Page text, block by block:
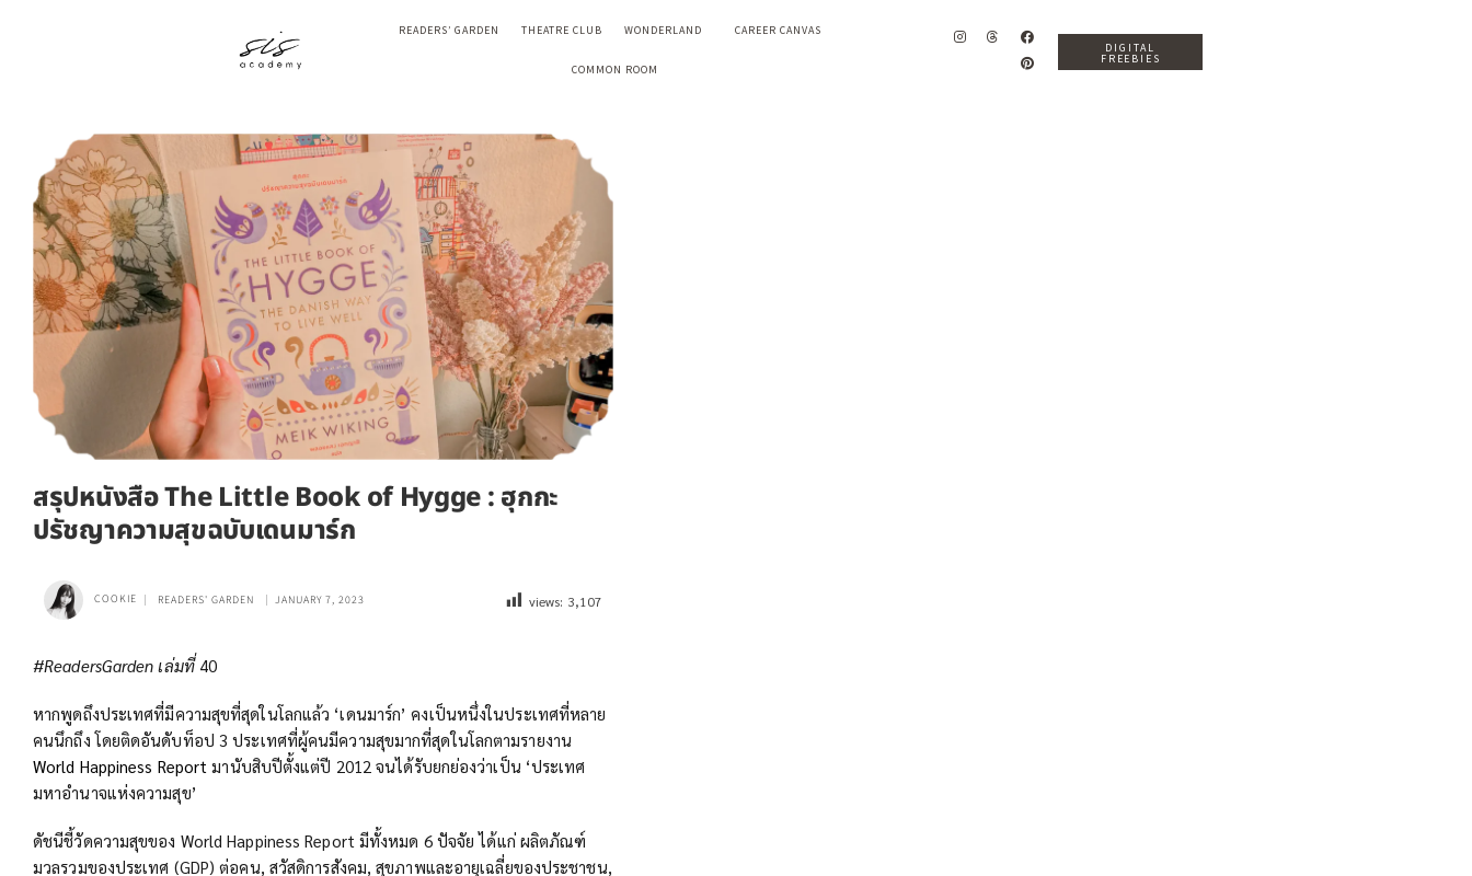
READERS’ GARDEN THEATRE CLUB WONDERLAND CAREER CANVAS
COMMON ROOM
DIGITAL
FREEBIES
สรุปหนังสือ The Little Book of Hygge : ฮุกกะ
ปรัชญาความสุขฉบับเดนมาร์ก
COOKIE READERS' GARDEN JANUARY 7, 2023 views: 3,107
#ReadersGarden เล่มที่ 40
หากพูดถึงประเทศที่มีความสุขที่สุดในโลกแล้ว ‘เดนมาร์ก’ คงเป็นหนึ่งในประเทศที่หลาย
คนนึกถึง โดยติดอันดับท็อป 3 ประเทศที่ผู้คนมีความสุขมากที่สุดในโลกตามรายงาน
World Happiness Report มานับสิบปีตั้งแต่ปี 2012 จนได้รับยกย่องว่าเป็น ‘ประเทศ
มหาอำนาจแห่งความสุข’
ดัชนีชี้วัดความสุขของ World Happiness Report มีทั้งหมด 6 ปัจจัย ได้แก่ ผลิตภัณฑ์
มวลรวมของประเทศ (GDP) ต่อคน, สวัสดิการสังคม, สุขภาพและอายุเฉลี่ยของประชาชน,